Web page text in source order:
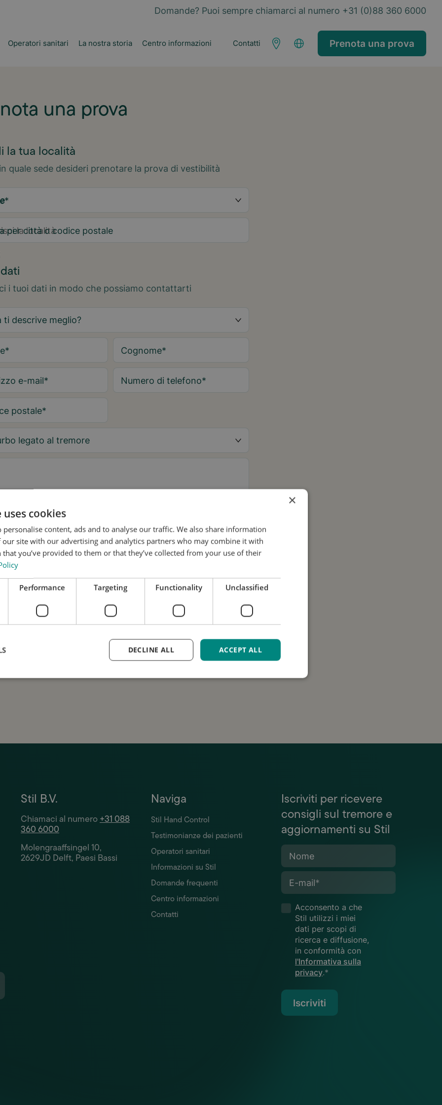
Domande? Puoi sempre chiamarci al numero +31 (0)88 360 6000
Operatori sanitari La nostra storia Centro informazioni Contatti Prenota una prova
una prova
la tua località
quale sede desideri prenotare la prova di vestibilità
*
per città o codice postale
i tuoi dati in modo che possiamo contattarti
* Cognome*
e-mail* Numero di telefono*
postale*
ricevere consigli su Tremor e aggiornamenti su Stil.
a che Stil utilizzi i miei dati per scopi di ricerca e
in conformità con
richiesta è gratuita e senza impegno. Tratteremo i tuoi dati
Stil B.V.
Chiamaci al numero+31 088
360 6000
Molengraaffsingel 10,
2629JD Delft, Paesi Bassi
Naviga
Stil Hand Control
Testimonianze dei pazienti
Operatori sanitari
Informazioni su Stil
Domande frequenti
Centro informazioni
Contatti
Iscriviti per ricevere
consigli sul tremore e
aggiornamenti su Stil
Nome
E-mail*
Acconsento a che
Stil utilizzi i miei
dati per scopi di
ricerca e diffusione,
in conformità con
l'Informativa sulla
privacy.*
Iscriviti
×
cookies
personalise content, ads and to analyse our traffic. We also share information
site with our advertising and analytics partners who may combine it with
you’ve provided to them or that they’ve collected from your use of their
Performance Targeting Functionality Unclassified
ACCEPT ALL
DECLINE ALL